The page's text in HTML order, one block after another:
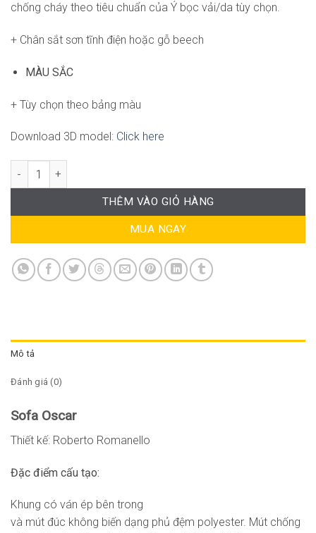
chống cháy theo tiêu chuẩn của Ý bọc vải/da tùy chọn.
+ Chân sắt sơn tĩnh điện hoặc gỗ beech
MÀU SẮC
+ Tùy chọn theo bảng màu
Download 3D model: Click here
Sofa Oscar SG-WC674 số lượng
THÊM VÀO GIỎ HÀNG
MUA NGAY
Mô tả
Đánh giá (0)
Sofa Oscar
Thiết kế: Roberto Romanello
Đặc điểm cấu tạo:
Khung có ván ép bên trong
và mút đúc không biến dạng phủ đệm polyester. Mút chống